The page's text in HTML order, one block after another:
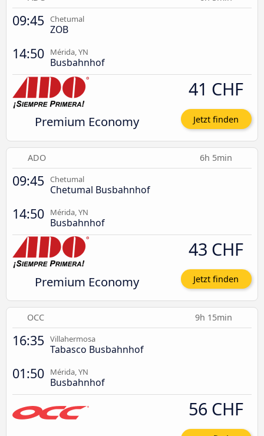
09:45 Chetumal
ZOB
14:50 Mérida, YN
Busbahnhof
Premium Economy
41 CHF
Jetzt finden
ADO 6h 5min
09:45 Chetumal
Chetumal Busbahnhof
14:50 Mérida, YN
Busbahnhof
Premium Economy
43 CHF
Jetzt finden
OCC 9h 15min
16:35 Villahermosa
Tabasco Busbahnhof
01:50 Mérida, YN
Busbahnhof
56 CHF